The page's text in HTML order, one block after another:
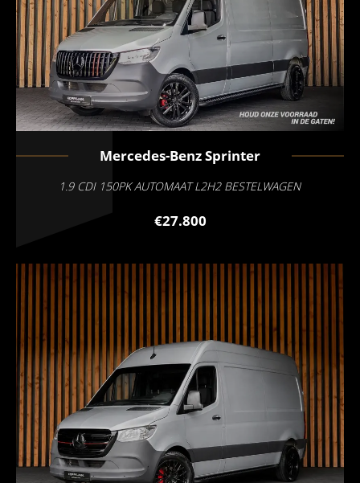
Mercedes-BenzSprinter
1.9 CDI 150PK AUTOMAAT L2H2 BESTELWAGEN
€27.800